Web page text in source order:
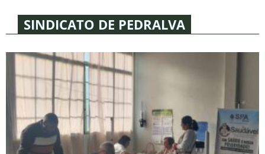
SINDICATO DE PEDRALVA